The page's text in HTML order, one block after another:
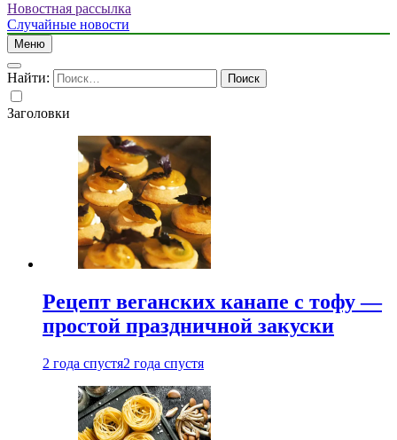
Новостная рассылка
Случайные новости
Меню
Найти:
Заголовки
Рецепт веганских канапе с тофу —
простой праздничной закуски
2 года спустя2 года спустя